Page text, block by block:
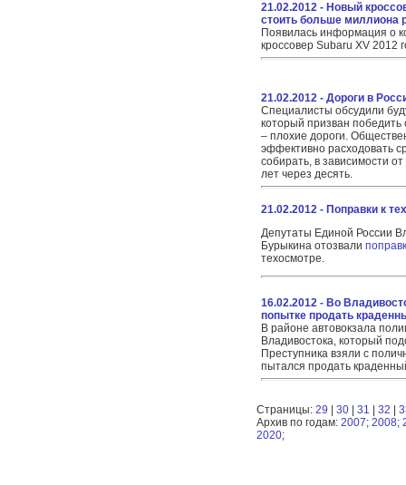
21.02.2012 - Новый
стоить больше миллиона
Появилась информация о
кроссовер Subaru XV 2012
21.02.2012 - Дороги в
Специалисты обсудили
который призван победить
– плохие дороги.
эффективно расходовать
собирать, в зависимости
лет через десять.
21.02.2012 - Поправки к
Депутаты Единой России
Бурыкина отозвали
техосмотре.
16.02.2012 - Во
попытке продать
В районе автовокзала
Владивостока, который
Преступника взяли с
пытался продать
Страницы: 29 30 31 32
Архив по годам: 2007; 2008;
2020;